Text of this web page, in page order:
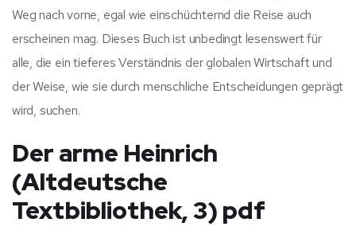
Weg nach vorne, egal wie einschüchternd die Reise auch
erscheinen mag. Dieses Buch ist unbedingt lesenswert für
alle, die ein tieferes Verständnis der globalen Wirtschaft und
der Weise, wie sie durch menschliche Entscheidungen geprägt
wird, suchen.
Der arme Heinrich
(Altdeutsche
Textbibliothek, 3) pdf